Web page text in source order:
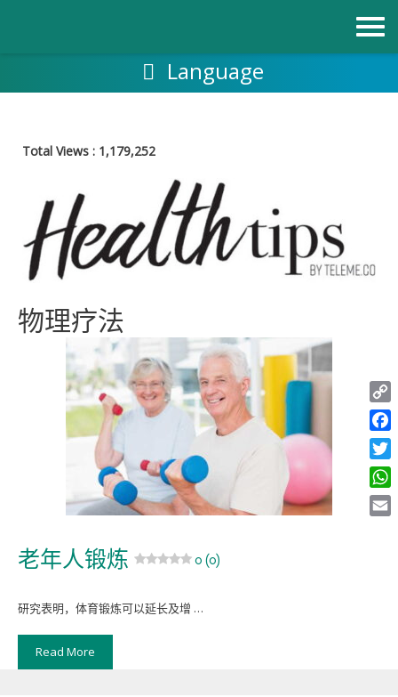
Language
Total Views : 1,179,252
物理疗法
老年人锻炼 0 (0)
研究表明，体育锻炼可以延长及增 …
Read More
Copy
Link